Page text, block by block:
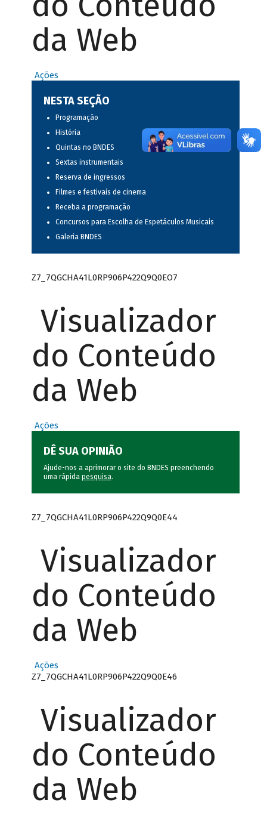
da Web
Ações
NESTA SEÇÃO
Programação
História
Quintas no BNDES
Sextas instrumentais
Reserva de ingressos
Filmes e festivais de cinema
Receba a programação
Concursos para Escolha de Espetáculos Musicais
Galeria BNDES
Z7_7QGCHA41L0RP906P422Q9Q0EO7
Visualizador
do Conteúdo
da Web
Ações
DÊ SUA OPINIÃO
Ajude-nos a aprimorar o site do BNDES preenchendo
uma rápida pesquisa.
Z7_7QGCHA41L0RP906P422Q9Q0E44
Visualizador
do Conteúdo
da Web
Ações
Z7_7QGCHA41L0RP906P422Q9Q0E46
Visualizador
do Conteúdo
da Web